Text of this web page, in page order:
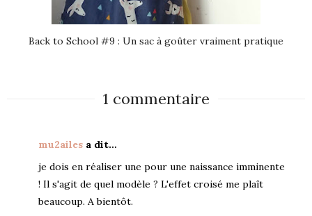
Back to School #9 : Un sac à goûter vraiment pratique
1 commentaire
mu2ailes a dit…
je dois en réaliser une pour une naissance imminente
! Il s'agit de quel modèle ? L'effet croisé me plaît
beaucoup. A bientôt.